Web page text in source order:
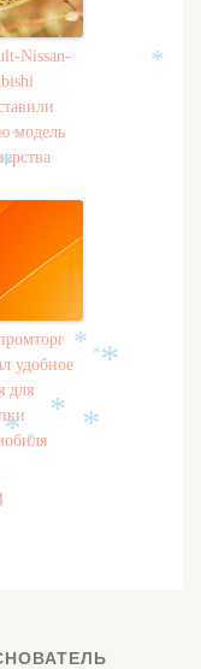
Nissan-
модель
удобное
для
*
*
* *
* *
*
*
*
*